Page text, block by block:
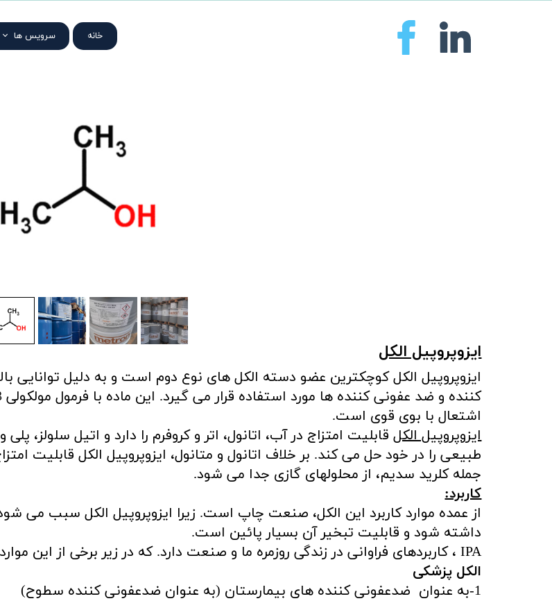
خانه سرویس ها
ایزوپروپیل الکل
ایزوپروپیل الکل کوچکترین عضو دسته الکل های نوع دوم است و به دلیل توانایی
اشتعال با بوی قوی است.
ایزوپروپیل الکلقابلیت امتزاج در آب، اتانول، اتر و کروفرم را دارد و اتیل سلولز، پلی
طبیعی را در خود حل می کند. بر خلاف اتانول و متانول، ایزوپروپیل الکل قابلیت
جمله کلرید سدیم، از محلولهای گازی جدا می شود.
کاربرد:
از عمده موارد کاربرد این الکل، صنعت چاپ است. زیرا ایزوپروپیل الکل سبب می
داشته شود و قابلیت تبخیر آن بسیار پائین است.
​​​​​​​IPA ، کاربردهای فراوانی در زندگی روزمره ما و صنعت دارد. که در زیر برخی از این موارد آورده شده است.
الکل پزشکی
1-به عنوان ضدعفونی کننده های بیمارستان (به عنوان ضدعفونی کننده سطوح)